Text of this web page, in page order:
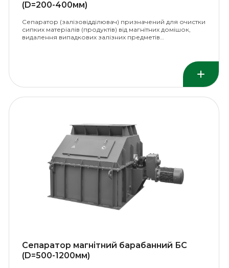
(D=200-400мм)
Сепаратор (залізовідділювач) призначений для очистки
сипких матеріалів (продуктів) від магнітних домішок,
видалення випадкових залізних предметів…
Сепаратор магнітний барабанний БС
(D=500-1200мм)